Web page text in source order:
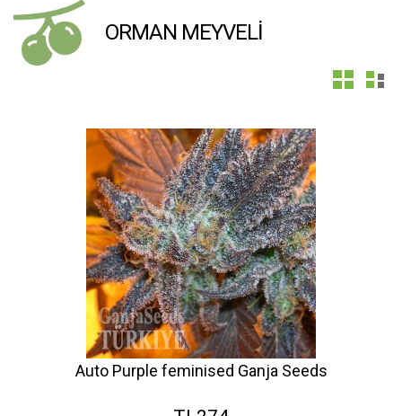
ORMAN MEYVELI
Auto Purple feminised Ganja Seeds